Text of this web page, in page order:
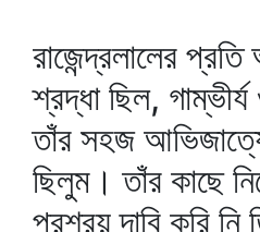
রাজেন্দ্রলালের
শ্রদ্ধা ছিল,
তাঁর সহজ
ছিলুম। তাঁর কাছে
প্রশ্রয় দাবি করি নি